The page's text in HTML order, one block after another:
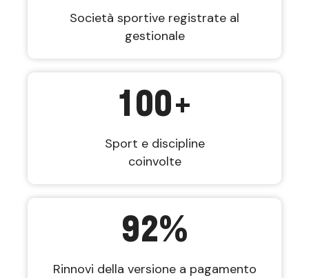
Società sportive registrate al
gestionale
100+
Sport e discipline
coinvolte
92%
Rinnovi della versione a pagamento